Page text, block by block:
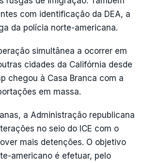
com identificação da DEA, a
da polícia norte-americana.
simultânea a ocorrer em
cidades da Califórnia desde
chegou à Casa Branca com a
em massa.
a Administração republicana
no seio do ICE com o
mais detenções. O objetivo
americano é efetuar, pelo